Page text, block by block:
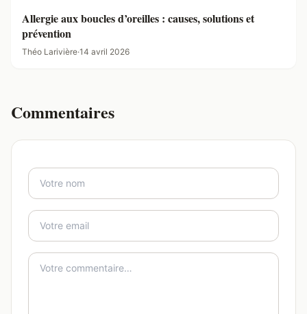
Allergie aux boucles d’oreilles : causes, solutions et
prévention
Théo Larivière·14 avril 2026
Commentaires